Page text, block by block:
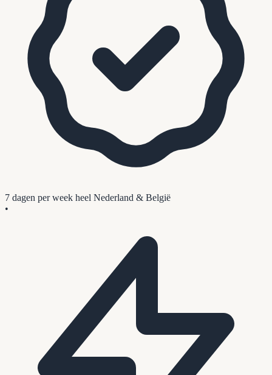
7 dagen per week heel Nederland & België
•